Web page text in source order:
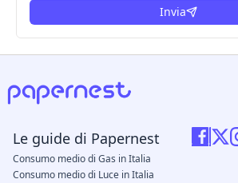
Invia
Le guide di Papernest
Consumo medio di Gas in Italia
Consumo medio di Luce in Italia